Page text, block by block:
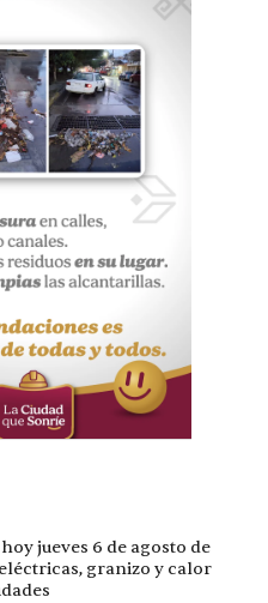
jueves 6 de agosto de
granizo y calor